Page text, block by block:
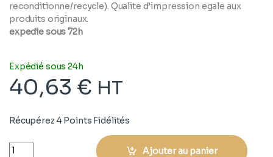
reconditionne/recycle). Qualite d’impression egale aux
produits originaux.
expedie sous 72h
Expédié sous 24h
40,63 € HT
Récupérez 4 Points Fidélités
Quantity Ajouter au panier